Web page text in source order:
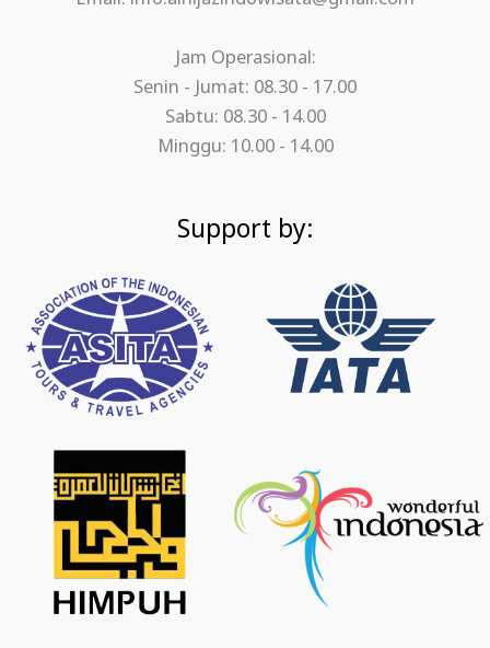
Jam Operasional:
Senin - Jumat: 08.30 - 17.00
Sabtu: 08.30 - 14.00
Minggu: 10.00 - 14.00
Support by: